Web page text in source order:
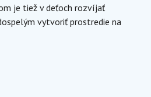
je tiež v deťoch rozvíjať
vytvoriť prostredie na